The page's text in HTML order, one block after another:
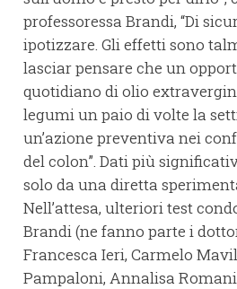
professoressa Brandi, “Di
ipotizzare. Gli effetti sono
lasciar pensare che un
quotidiano di olio
legumi un paio di volte la
un’azione preventiva nei
del colon”. Dati più
solo da una diretta
Nell’attesa, ulteriori test
Brandi (ne fanno parte i
Francesca Ieri, Carmelo
Pampaloni, Annalisa